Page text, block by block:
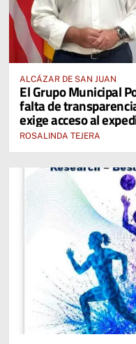
ALCÁZAR DE SAN JUAN
El Grupo Municipal
falta de
exige acceso al
ROSALINDA TEJERA